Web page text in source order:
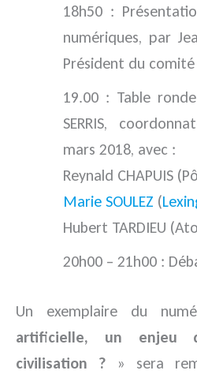
18h50 :
numériques, par
Président du
19.00 : Table
SERRIS,
mars 2018, avec :
Reynald CHAPUIS
Marie SOULEZ (
Hubert TARDIEU
20h00 – 21h00 :
Un exemplaire du
artificielle, un enjeu
civilisation ? » sera